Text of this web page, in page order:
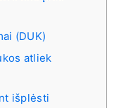
(DUK)
atliek
išplėsti